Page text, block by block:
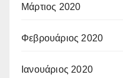
Μάρτιος 2020
Φεβρουάριος 2020
Ιανουάριος 2020